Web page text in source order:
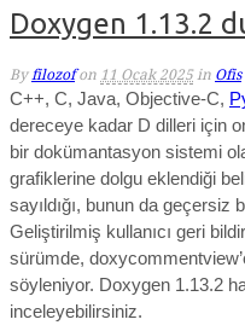
Doxygen 1.13.2
By filozof on 11 Ocak 2025 in Ofis
C++, C, Java, Objective-C,
dereceye kadar D dilleri için
bir dokümantasyon sistemi
grafiklerine dolgu eklendiği
sayıldığı, bunun da geçersiz
Geliştirilmiş kullanıcı geri
sürümde,
söyleniyor. Doxygen 1.13.2
inceleyebilirsiniz.